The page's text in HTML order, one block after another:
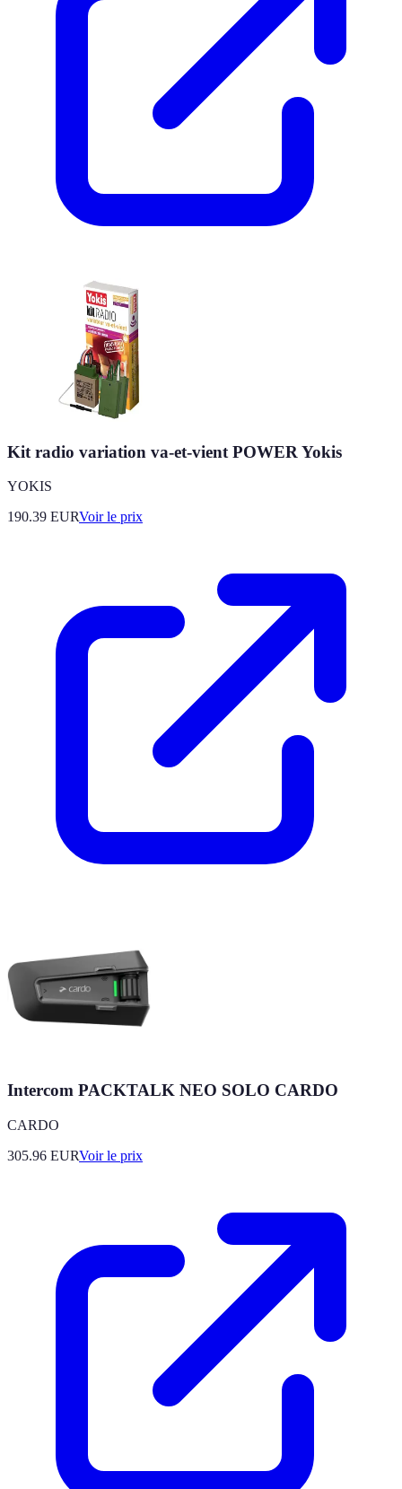
Kit radio variation va-et-vient POWER Yokis
YOKIS
190.39 EURVoir le prix
Intercom PACKTALK NEO SOLO CARDO
CARDO
305.96 EURVoir le prix